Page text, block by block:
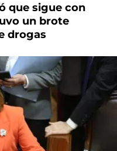
que sigue con
un brote
drogas